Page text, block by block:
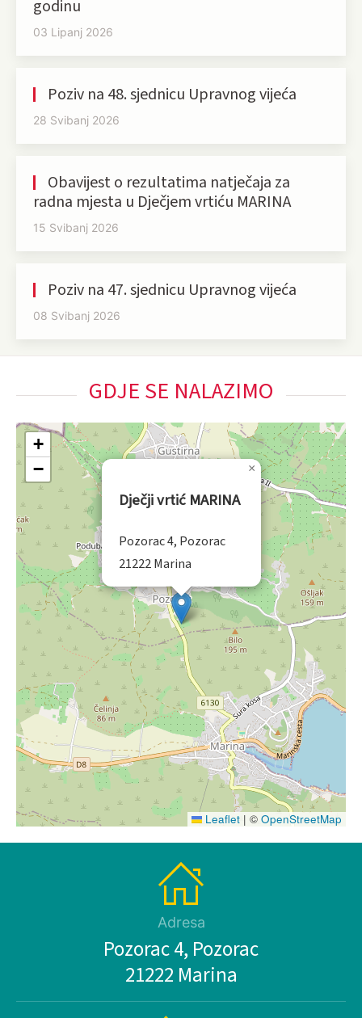
godinu
03 Lipanj 2026
Poziv na 48. sjednicu Upravnog vijeća
28 Svibanj 2026
Obavijest o rezultatima natječaja za
radna mjesta u Dječjem vrtiću MARINA
15 Svibanj 2026
Poziv na 47. sjednicu Upravnog vijeća
08 Svibanj 2026
GDJE SE NALAZIMO
Dječji vrtić MARINA
Pozorac 4, Pozorac
21222 Marina
×
+
−
Leaflet | © OpenStreetMap
Adresa
Pozorac 4, Pozorac
21222 Marina